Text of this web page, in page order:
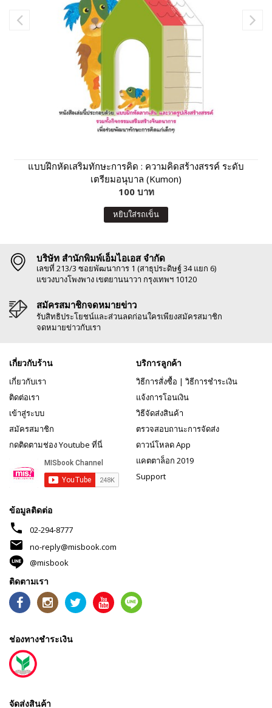
แบบฝึกหัดเสริมทักษะการคิด : ความคิดสร้างสรรค์ ระดับ
เตรียมอนุบาล (Kumon)
100 บาท
หยิบใส่รถเข็น
บริษัท สำนักพิมพ์เอ็มไอเอส จำกัด
เลขที่ 213/3 ซอยพัฒนาการ 1 (สาธุประดิษฐ์ 34 แยก 6)
แขวงบางโพงพาง เขตยานนาวา กรุงเทพฯ 10120
สมัครสมาชิกจดหมายข่าว
รับสิทธิประโยชน์และส่วนลดก่อนใครเพียงสมัครสมาชิก
จดหมายข่าวกับเรา
เกี่ยวกับร้าน
เกี่ยวกับเรา
ติดต่อเรา
เข้าสู่ระบบ
สมัครสมาชิก
กดติดตามช่อง Youtube ที่นี่
บริการลูกค้า
วิธีการสั่งซื้อ | วิธีการชำระเงิน
แจ้งการโอนเงิน
วิธีจัดส่งสินค้า
ตรวจสอบถานะการจัดส่ง
ดาวน์โหลด App
แคตตาล็อก 2019
Support
ข้อมูลติดต่อ
phone 02-294-8777
mail
no-reply@misbook.com
@misbook
ติดตามเรา
ช่องทางชำระเงิน
จัดส่งสินค้า